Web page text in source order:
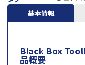
基本情報
Black Box
品概要